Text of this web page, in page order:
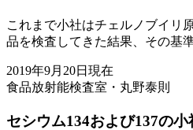
これまで小社はチェルノブイリ
品を検査してきた結果、その基
2019年9月20日現在
食品放射能検査室・丸野泰則
セシウム134および137の